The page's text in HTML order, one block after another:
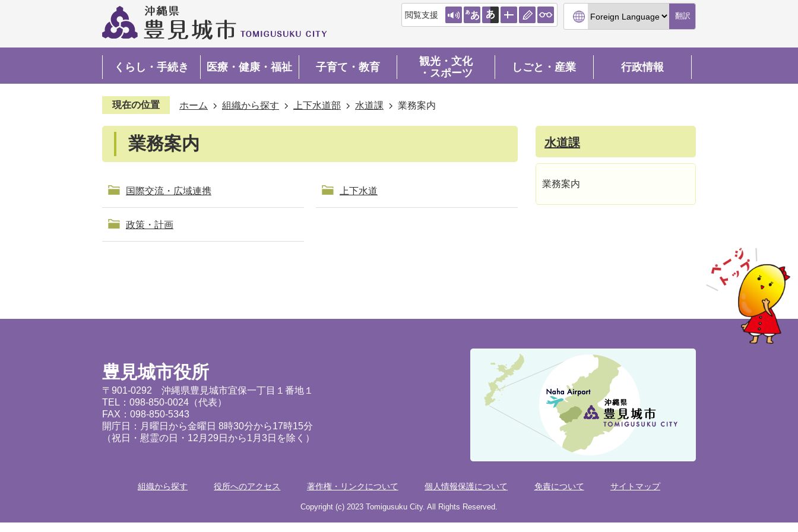
閲覧支援 翻訳
くらし・手続き 医療・健康・福祉 子育て・教育
観光・文化
・スポーツ
しごと・産業 行政情報
現在の位置 ホーム 組織から探す 上下水道部 水道課 業務案内
業務案内
国際交流・広域連携 上下水道
政策・計画
水道課
業務案内
豊見城市役所
〒901-0292 沖縄県豊見城市宜保一丁目１番地１
TEL：098-850-0024（代表）
FAX：098-850-5343
開庁日：月曜日から金曜日 8時30分から17時15分
（祝日・慰霊の日・12月29日から1月3日を除く）
記
し
た
組織から探す 役所へのアクセス 著作権・リンクについて 個人情報保護について 免責について サイトマップ
Copyright (c) 2023 Tomigusuku City. All Rights Reserved.